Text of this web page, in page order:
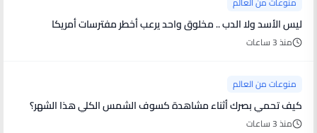
ليس الأسد ولا الدب .. مخلوق واحد يرعب أخطر مفترسات أمريكا
منذ 3 ساعات
منوعات من العالم
كيف تحمي بصرك أثناء مشاهدة كسوف الشمس الكلي هذا الشهر؟
منذ 3 ساعات